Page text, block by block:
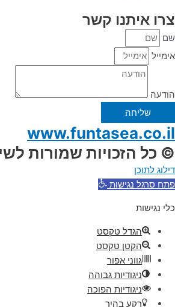
צרו איתנו קשר
שם
אימייל
הודעה
שליחה
www.funtasea.co.il
© כל הזכויות שמורות
דילוג לתוכן
פתח סרגל נגישות
כלי נגישות
הגדל טקסט
הקטן טקסט
גווני אפור
ניגודיות גבוהה
ניגודיות הפוכה
רקע בהיר